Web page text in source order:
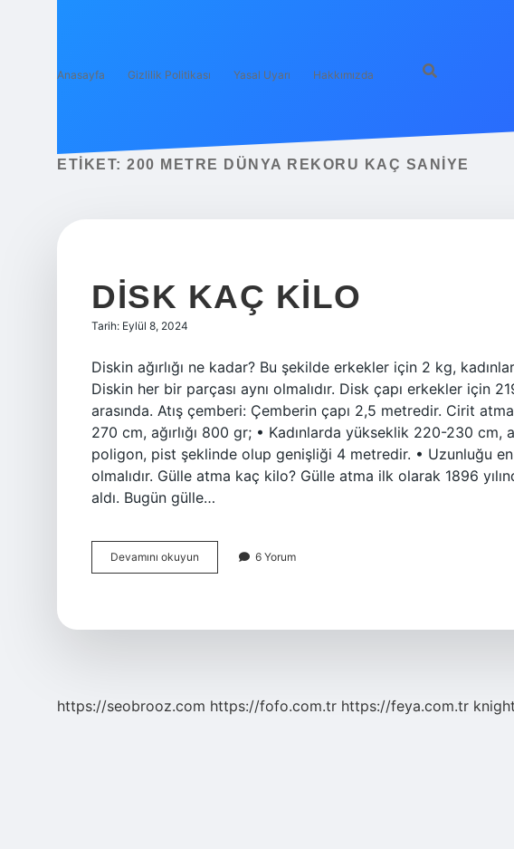
Anasayfa Gizlilik Politikası Yasal Uyarı Hakkımızda
ETIKET: 200 METRE DÜNYA REKORU KAÇ SANIYE
DISK KAÇ KILO
Tarih: Eylül 8, 2024
Diskin ağırlığı ne kadar? Bu şekilde erkekler için 2 kg,
Diskin her bir parçası aynı olmalıdır. Disk çapı erkekler için
arasında. Atış çemberi: Çemberin çapı 2,5 metredir. Cirit
270 cm, ağırlığı 800 gr; • Kadınlarda yükseklik 220-230 cm,
poligon, pist şeklinde olup genişliği 4 metredir. • Uzunluğu
olmalıdır. Gülle atma kaç kilo? Gülle atma ilk olarak 1896
aldı. Bugün gülle…
Devamını okuyun
Kaç
6 Yorum
https://seobrooz.com https://fofo.com.tr https://feya.com.tr